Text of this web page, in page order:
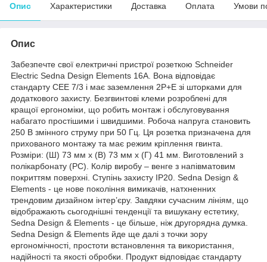
Опис Характеристики Доставка Оплата Умови
Опис
Забезпечте свої електричні пристрої розеткою Schneider
Electric Sedna Design Elements 16A. Вона відповідає
стандарту CEE 7/3 і має заземлення 2P+E зі шторками для
додаткового захисту. Безгвинтові клеми розроблені для
кращої ергономіки, що робить монтаж і обслуговування
набагато простішими і швидшими. Робоча напруга становить
250 В змінного струму при 50 Гц. Ця розетка призначена для
прихованого монтажу та має режим кріплення гвинта.
Розміри: (Ш) 73 мм х (В) 73 мм х (Г) 41 мм. Виготовлений з
полікарбонату (PC). Колір виробу – венге з напівматовим
покриттям поверхні. Ступінь захисту IP20. Sedna Design &
Elements - це нове покоління вимикачів, натхненних
трендовим дизайном інтер’єру. Завдяки сучасним лініям, що
відображають сьогоднішні тенденції та вишукану естетику,
Sedna Design & Elements - це більше, ніж другорядна думка.
Sedna Design & Elements йде ще далі з точки зору
ергономічності, простоти встановлення та використання,
надійності та якості обробки. Продукт відповідає стандарту